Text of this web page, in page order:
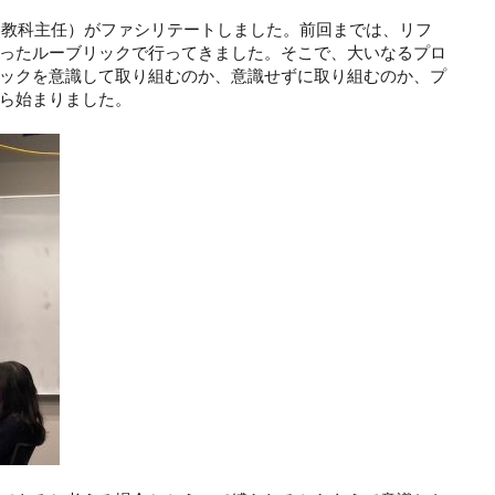
科主任）がファシリテートしました。前回までは、リフ
たルーブリックで行ってきました。そこで、大いなるプロ
クを意識して取り組むのか、意識せずに取り組むのか、プ
始まりました。